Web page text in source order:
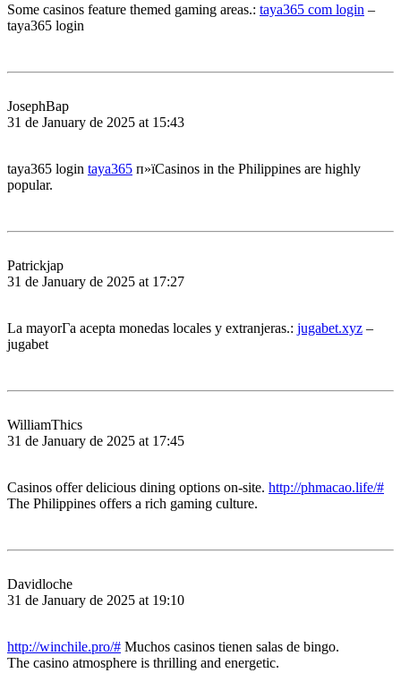
Some casinos feature themed gaming areas.: taya365 com login –
taya365 login
JosephBap
31 de January de 2025 at 15:43
taya365 login taya365 п»їCasinos in the Philippines are highly
popular.
Patrickjap
31 de January de 2025 at 17:27
La mayorГ­a acepta monedas locales y extranjeras.: jugabet.xyz –
jugabet
WilliamThics
31 de January de 2025 at 17:45
Casinos offer delicious dining options on-site. http://phmacao.life/#
The Philippines offers a rich gaming culture.
Davidloche
31 de January de 2025 at 19:10
http://winchile.pro/# Muchos casinos tienen salas de bingo.
The casino atmosphere is thrilling and energetic.